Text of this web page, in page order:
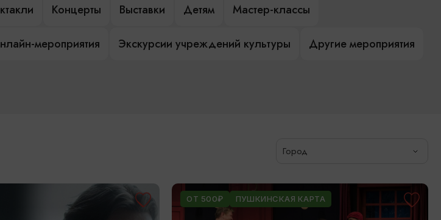
Концерты Выставки Детям Мастер-классы
мероприятия Экскурсии учреждений культуры Другие мероприятия
Город
ОТ 500₽ ПУШКИНСКАЯ КАРТА